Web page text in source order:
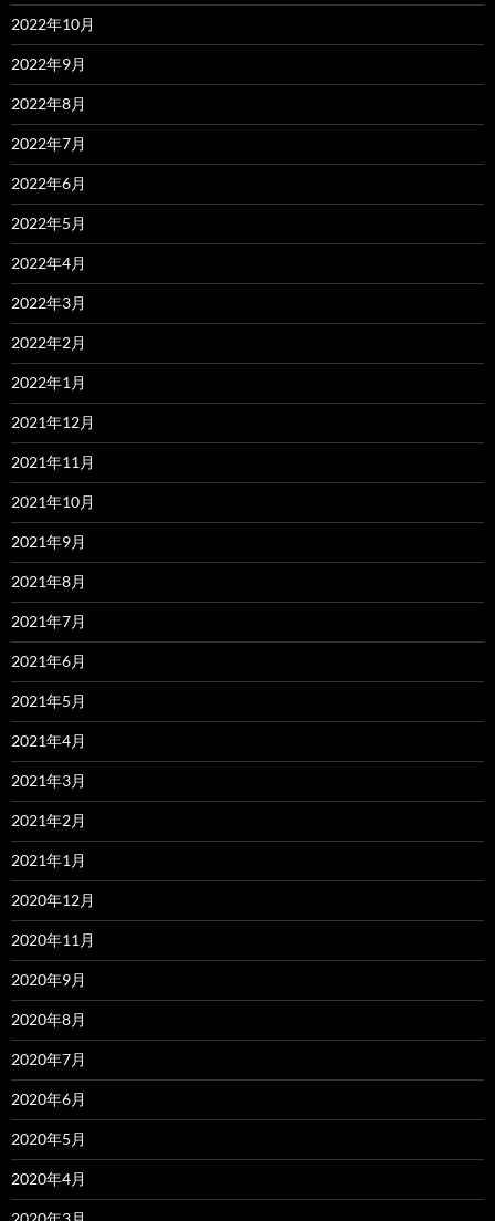
2022年10月
2022年9月
2022年8月
2022年7月
2022年6月
2022年5月
2022年4月
2022年3月
2022年2月
2022年1月
2021年12月
2021年11月
2021年10月
2021年9月
2021年8月
2021年7月
2021年6月
2021年5月
2021年4月
2021年3月
2021年2月
2021年1月
2020年12月
2020年11月
2020年9月
2020年8月
2020年7月
2020年6月
2020年5月
2020年4月